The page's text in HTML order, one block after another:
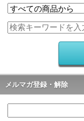
メルマガ登録・解除